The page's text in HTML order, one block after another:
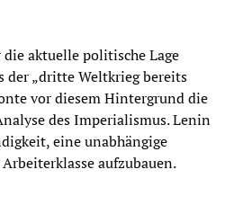
aktuelle politische Lage
der „dritte Weltkrieg bereits
vor diesem Hintergrund die
des Imperialismus. Lenin
eine unabhängige
aufzubauen.